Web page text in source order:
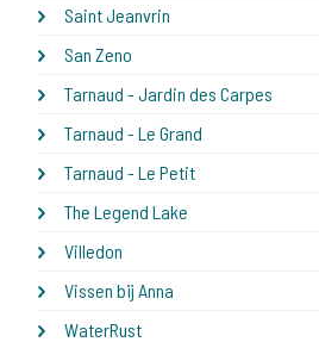
Saint Jeanvrin
San Zeno
Tarnaud - Jardin des Carpes
Tarnaud - Le Grand
Tarnaud - Le Petit
The Legend Lake
Villedon
Vissen bij Anna
WaterRust